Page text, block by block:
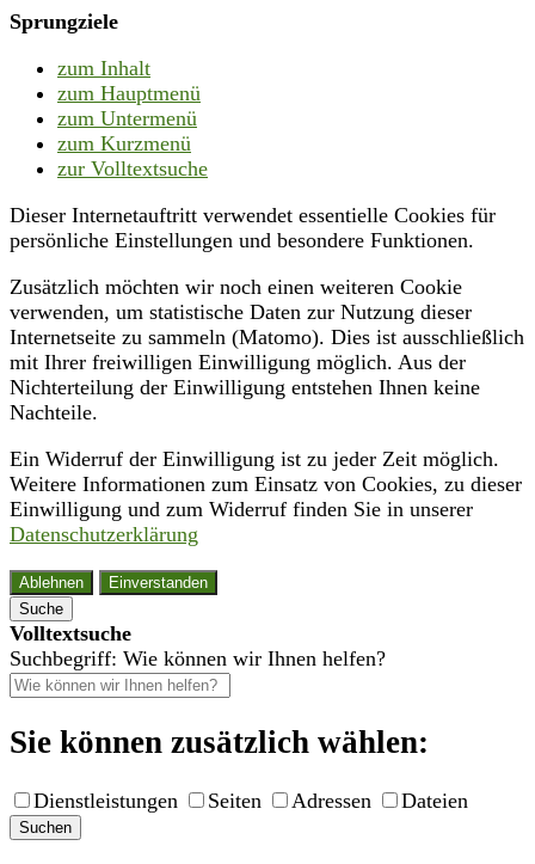
Sprungziele
zum Inhalt
zum Hauptmenü
zum Untermenü
zum Kurzmenü
zur Volltextsuche
Dieser Internetauftritt verwendet essentielle Cookies für
persönliche Einstellungen und besondere Funktionen.
Zusätzlich möchten wir noch einen weiteren Cookie
verwenden, um statistische Daten zur Nutzung dieser
Internetseite zu sammeln (Matomo). Dies ist ausschließlich
mit Ihrer freiwilligen Einwilligung möglich. Aus der
Nichterteilung der Einwilligung entstehen Ihnen keine
Nachteile.
Ein Widerruf der Einwilligung ist zu jeder Zeit möglich.
Weitere Informationen zum Einsatz von Cookies, zu dieser
Einwilligung und zum Widerruf finden Sie in unserer
Datenschutzerklärung
Ablehnen
Einverstanden
Suche
Volltextsuche
Suchbegriff: Wie können wir Ihnen helfen?
Sie können zusätzlich wählen:
Dienstleistungen Seiten Adressen Dateien
Suchen